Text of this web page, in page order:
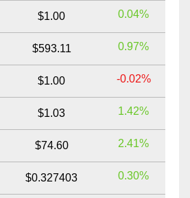
$1.00 0.04%
$593.11 0.97%
$1.00 -0.02%
$1.03 1.42%
$74.60 2.41%
$0.327403 0.30%